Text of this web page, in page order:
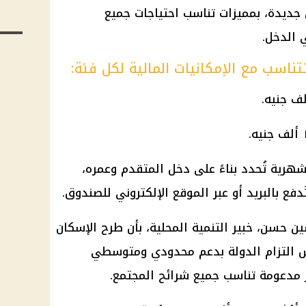
بمميزات تناسب احتياجات جميع
مع الإمكانيات المالية لكل فئة:
تُحدد بناءً على دخل المتقدم وعمره،
بالبريد أو عبر الموقع الإلكتروني للصندوق.
خبير التنمية المحلية، بأن طرح الإسكان
الجديد لعام ٢٠٢٥ يعكس التزام الدولة بدعم محدودي ومتوسطي
مدعومة تناسب جميع شرائح المجتمع.